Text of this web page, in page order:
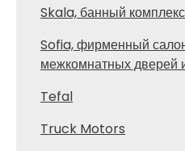
Skala, банный комплекс
Sofia, фирменный
межкомнатных дверей
Tefal
Truck Motors